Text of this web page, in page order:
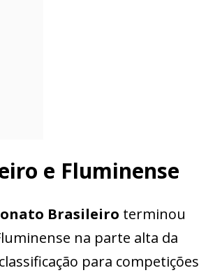
e Fluminense
Brasileiro terminou
na parte alta da
para competições